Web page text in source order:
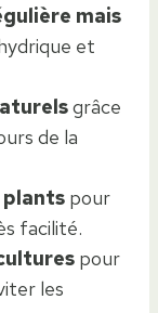
mais
et
grâce
de la
plants pour
facilité.
pour
les